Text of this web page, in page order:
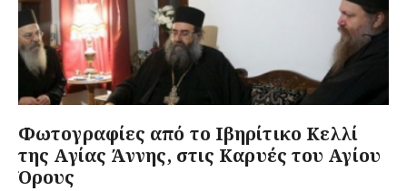
Φωτογραφίες από το Ιβηρίτικο Κελλί
της Αγίας Άννης, στις Καρυές του Αγίου
Όρους